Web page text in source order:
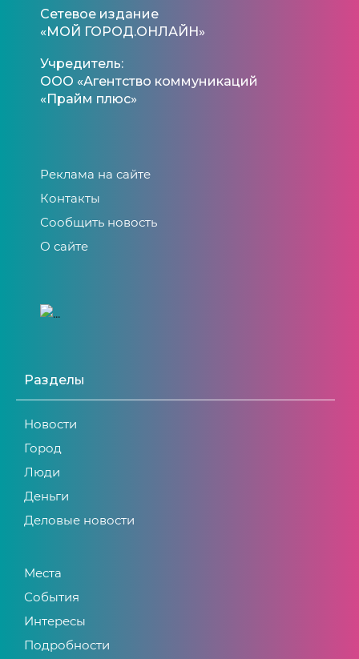
Сетевое издание
«МОЙ ГОРОД.ОНЛАЙН»
Учредитель:
ООО «Агентство коммуникаций
«Прайм плюс»
Реклама на сайте
Контакты
Сообщить новость
О сайте
Разделы
Новости
Город
Люди
Деньги
Деловые новости
Места
События
Интересы
Подробности